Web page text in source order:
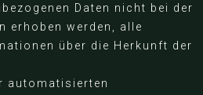
Daten nicht bei der
erhoben werden, alle
über die Herkunft der
automatisierten